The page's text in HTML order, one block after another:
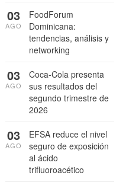
FoodForum
Dominicana:
tendencias, análisis y
networking
03
AGO
Coca-Cola presenta
sus resultados del
segundo trimestre de
2026
03
AGO
EFSA reduce el nivel
seguro de exposición
al ácido
trifluoroacético
03
AGO